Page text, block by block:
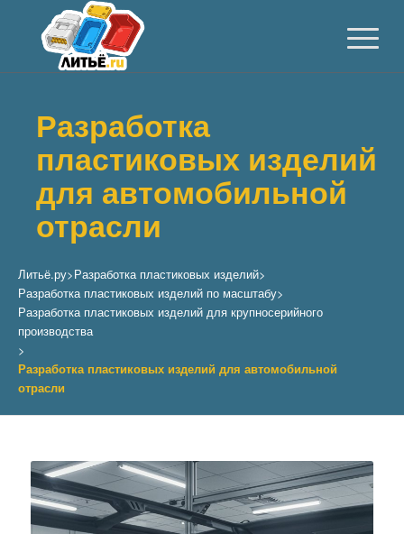
Разработка
пластиковых изделий
для автомобильной
отрасли
Литьё.ру>Разработка пластиковых изделий>
Разработка пластиковых изделий по масштабу>
Разработка пластиковых изделий для крупносерийного
производства
>
Разработка пластиковых изделий для автомобильной
отрасли